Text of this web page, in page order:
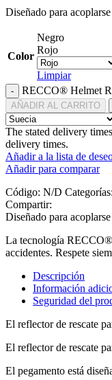
Diseñado para
Color
Negro
Rojo
Limpiar
RECCO® Helmet
AÑADIR AL CARRITO
The stated delivery
delivery times.
Añadir a la lista de
Añadir para comparar
Código: N/D Categorías:
Compartir:
Diseñado para
La tecnología RECCO®
accidentes. Respete
Descripción
Información
Seguridad del
El reflector de rescate
El reflector de rescate
El pegamento está